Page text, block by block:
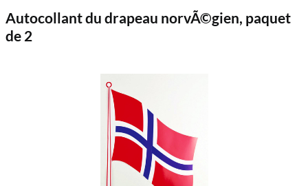
Autocollant du drapeau norvÃ©gien, paquet
de 2